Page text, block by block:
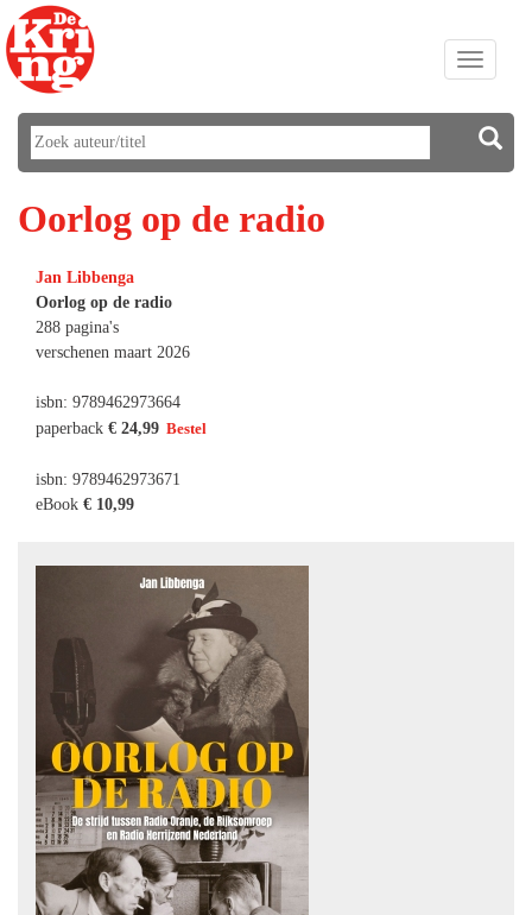
Toggle
Oorlog op de radio
Jan Libbenga
Oorlog op de radio
288 pagina's
verschenen maart 2026
isbn: 9789462973664
paperback € 24,99
isbn: 9789462973671
eBook € 10,99